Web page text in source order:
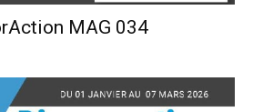
MAG 034